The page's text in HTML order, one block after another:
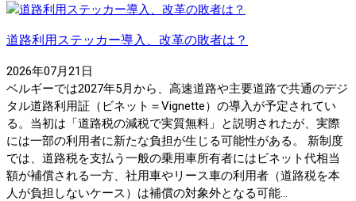
道路利用ステッカー導入、改革の敗者は？
2026年07月21日
ベルギーでは2027年5月から、高速道路や主要道路で共通のデジ
タル道路利用証（ビネット＝Vignette）の導入が予定されてい
る。当初は「道路税の減税で実質無料」と説明されたが、実際
には一部の利用者に新たな負担が生じる可能性がある。 新制度
では、道路税を支払う一般の乗用車所有者にはビネット代相当
額が補償される一方、社用車やリース車の利用者（道路税を本
人が負担しないケース）は補償の対象外となる可能...